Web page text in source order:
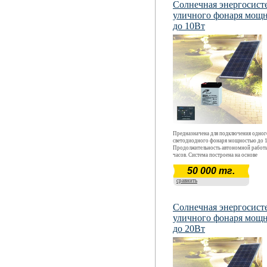
Солнечная
уличного фонаря
до 10Вт
Предназначена для подключения
светодиодного фонаря мощностью до
Продолжительность автономной
часов. Система построена на основе
интеллектуального контроллера,
свинцово-кислотной аккумуляторной
Металлический шкаф и светодиодные
50 000 тг.
сравнить
Солнечная
уличного фонаря
до 20Вт